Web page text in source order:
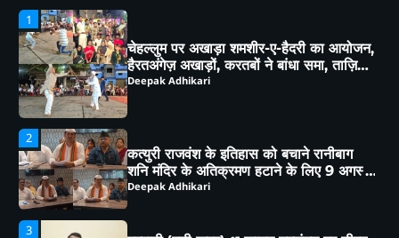
2
कत्युरी राजवंश के इतिहास को बचाने रानीबाग
शनि मंदिर के अतिक्रमण हटाने के लिए 9 अगस्त
को होगी स्वाभिमान रैली
Deepak Adhikari
3
हल्द्वानी:(बड़ी खबर)-भू-कानून उल्लंघन पर डीएम
का बड़ा फैसला, 250 वर्ग मीटर भूमि राज्य
सरकार के नाम
Deepak Adhikari
4
हल्द्वानी संभाग में परिवहन विभाग का बड़ा एक्शन,
257 वाहनों के चालान, 22 वाहन सीज